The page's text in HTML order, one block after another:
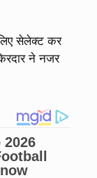
सेलेक्ट कर
ने नजर